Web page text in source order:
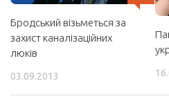
Бродський візьметься за
захист каналізаційних
люків
03.09.2013